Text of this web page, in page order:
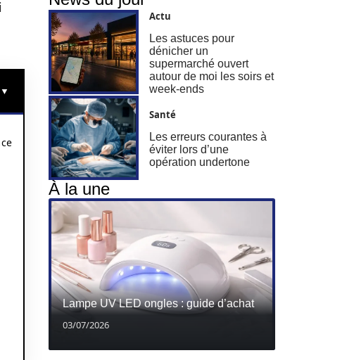
Actu
Les astuces pour
dénicher un
supermarché ouvert
autour de moi les soirs et
week-ends
Santé
Les erreurs courantes à
éviter lors d’une
opération undertone
À la une
Lampe UV LED ongles : guide d’achat
03/07/2026